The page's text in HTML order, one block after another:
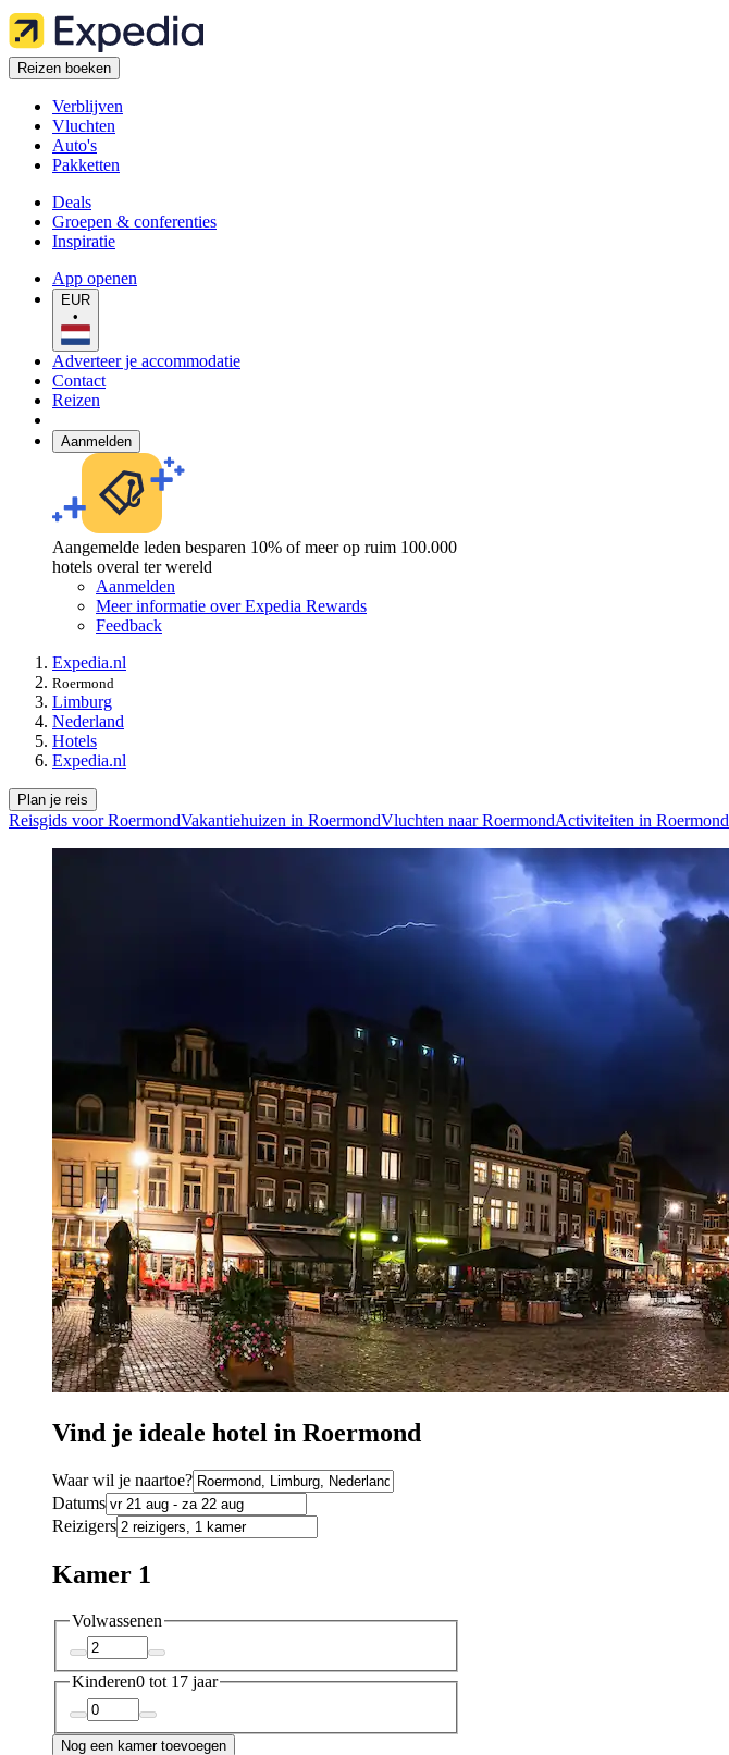
Reizen boeken
Verblijven
Vluchten
Auto's
Pakketten
Deals
Groepen & conferenties
Inspiratie
App openen
EUR
•
Adverteer je accommodatie
Contact
Reizen
Aanmelden
Aangemelde leden besparen 10% of meer op ruim 100.000
hotels overal ter wereld
Aanmelden
Meer informatie over Expedia Rewards
Feedback
Expedia.nl
Roermond
Limburg
Nederland
Hotels
Expedia.nl
Plan je reis
Reisgids voor RoermondVakantiehuizen in RoermondVluchten naar RoermondActiviteiten in Roermond
Vind je ideale hotel in Roermond
Waar wil je naartoe?
Datums
Reizigers
Kamer 1
Volwassenen
Kinderen0 tot 17 jaar
Nog een kamer toevoegen